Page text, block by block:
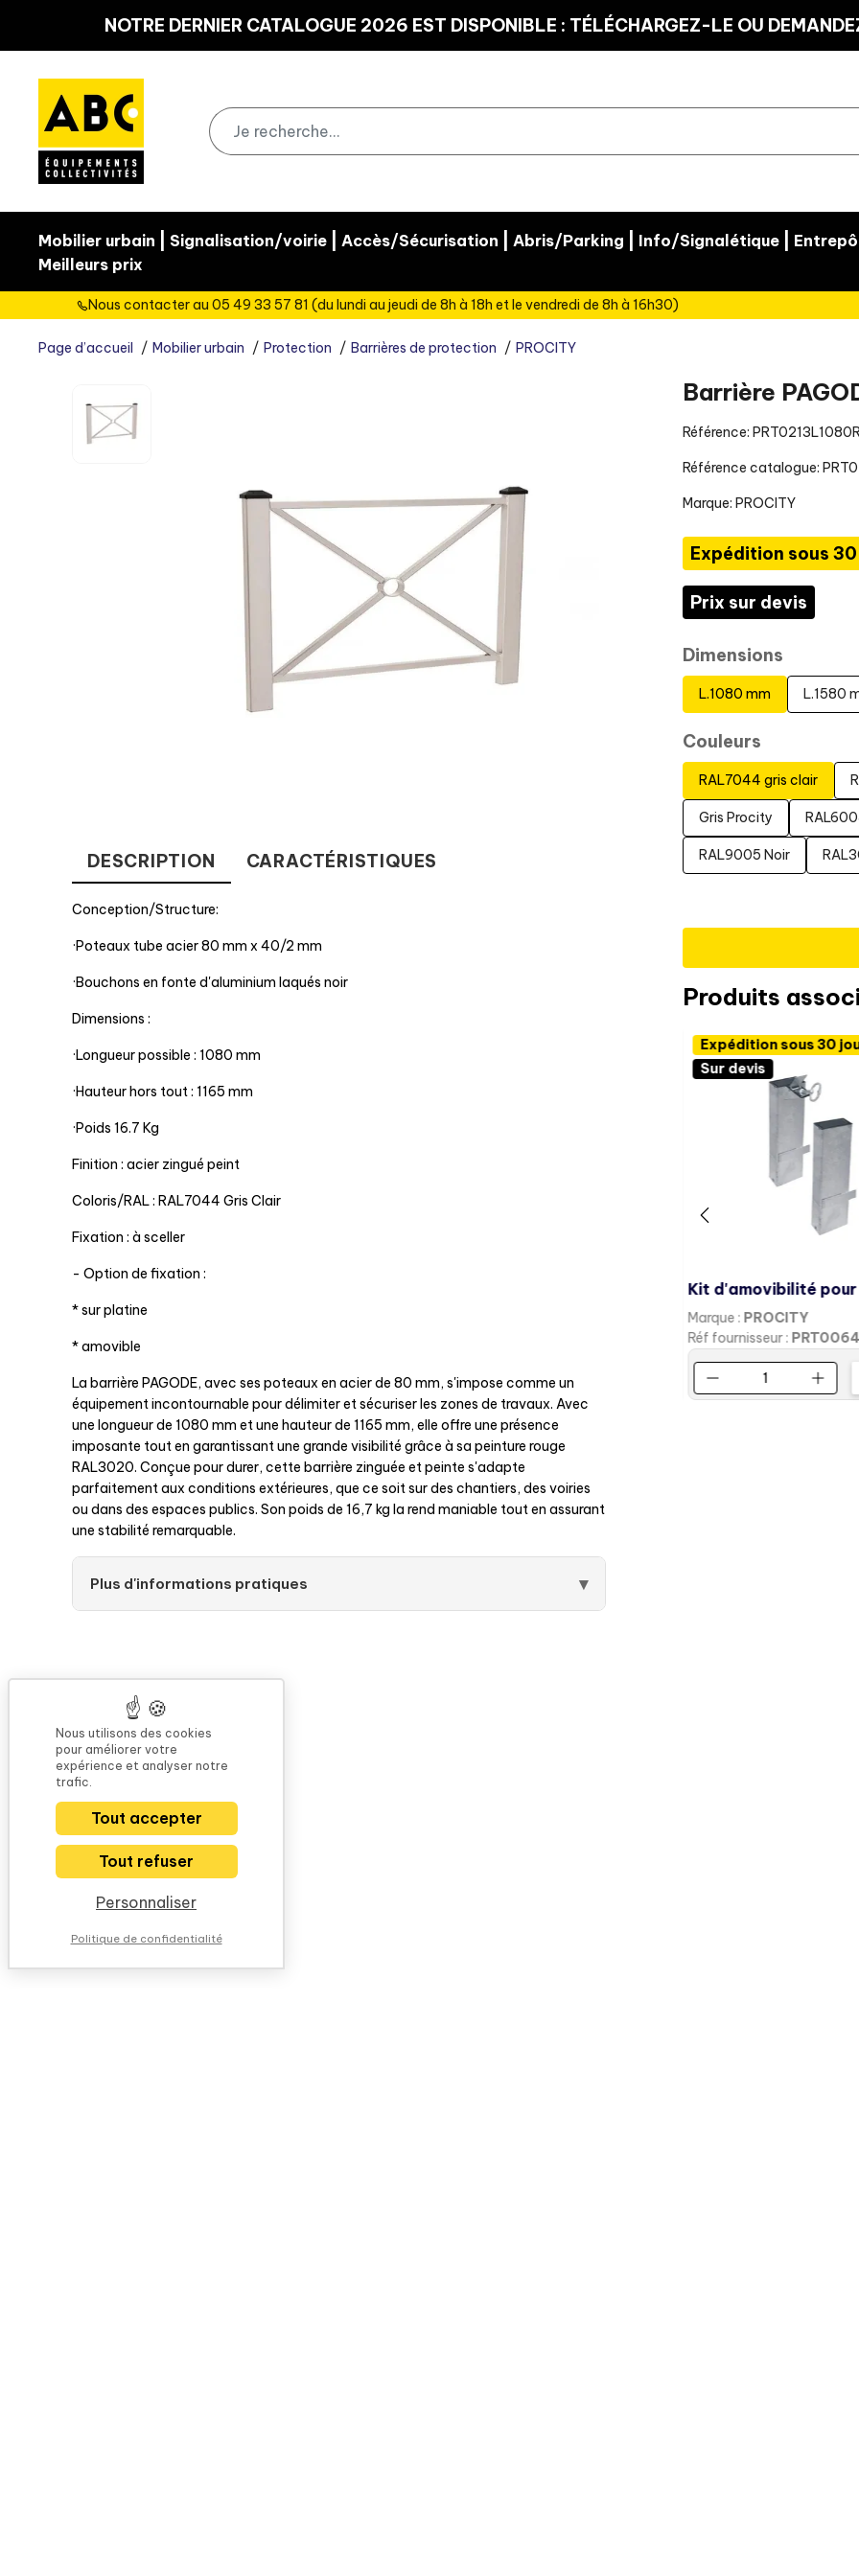
NOTRE DERNIER CATALOGUE 2026 EST DISPONIBLE : TÉLÉCHARGEZ-LE OU
Mobilier urbain Signalisation/voirie Accès/Sécurisation Abris/Parking Info/Signalétique
Meilleurs prix
Nous contacter au 05 49 33 57 81 (du lundi au jeudi de 8h à 18h et le vendredi de 8h à 16h30)
Page d’accueil Mobilier urbain Protection Barrières de protection PROCITY
DESCRIPTION CARACTÉRISTIQUES
Conception/Structure:
·Poteaux tube acier 80 mm x 40/2 mm
·Bouchons en fonte d'aluminium laqués noir
Dimensions :
·Longueur possible : 1080 mm
·Hauteur hors tout : 1165 mm
·Poids 16.7 Kg
Finition : acier zingué peint
Coloris/RAL : RAL7044 Gris Clair
Fixation : à sceller
- Option de fixation :
* sur platine
* amovible
La barrière PAGODE, avec ses poteaux en acier de 80 mm, s'impose comme un
équipement incontournable pour délimiter et sécuriser les zones de travaux. Avec
une longueur de 1080 mm et une hauteur de 1165 mm, elle offre une présence
imposante tout en garantissant une grande visibilité grâce à sa peinture rouge
RAL3020. Conçue pour durer, cette barrière zinguée et peinte s'adapte
parfaitement aux conditions extérieures, que ce soit sur des chantiers, des voiries
ou dans des espaces publics. Son poids de 16,7 kg la rend maniable tout en assurant
une stabilité remarquable.
Plus d'informations pratiques ▾
Barrière
Référence:
Référence catalogue:
Marque: PROCITY
Expédition sous
Prix sur devis
Dimensions
L.1080 mm L.1580
Couleurs
RAL7044 gris clair
Gris Procity
RAL9005 Noir
Produits
Expédition sous 30
Sur devis
Marque : PROCITY
Réf fournisseur : PRT0064
Nous utilisons des cookies
pour améliorer votre
expérience et analyser notre
trafic.
Tout accepter
Tout refuser
Personnaliser
Politique de confidentialité